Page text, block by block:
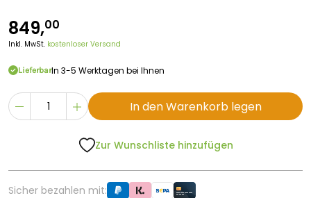
849,00
Inkl. MwSt. kostenloser Versand
LieferbarIn 3-5 Werktagen bei Ihnen
In den Warenkorb legen
Zur Wunschliste hinzufügen
Sicher bezahlen mit: